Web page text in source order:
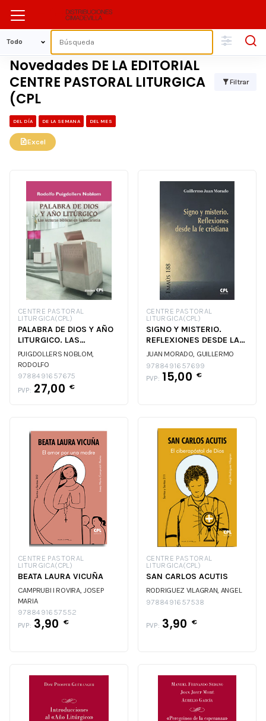
Novedades DE LA EDITORIAL
CENTRE PASTORAL LITURGICA
(CPL
Filtrar
DEL DÍA DE LA SEMANA DEL MES
Excel
CENTRE PASTORAL
LITURGICA(CPL)
PALABRA DE DIOS Y AÑO
LITURGICO. LAS
LECTURAS BIBLICAS EN
LA
PUIGDOLLERS NOBLOM,
RODOLFO
9788491657675
PVP: 27,00 €
CENTRE PASTORAL
LITURGICA(CPL)
SIGNO Y MISTERIO.
REFLEXIONES DESDE LA
FE CRISTIANA
JUAN MORADO, GUILLERMO
9788491657699
PVP: 15,00 €
CENTRE PASTORAL
LITURGICA(CPL)
BEATA LAURA VICUÑA
CAMPRUBI I ROVIRA, JOSEP
MARIA
9788491657552
PVP: 3,90 €
CENTRE PASTORAL
LITURGICA(CPL)
SAN CARLOS ACUTIS
RODRIGUEZ VILAGRAN, ANGEL
9788491657538
PVP: 3,90 €